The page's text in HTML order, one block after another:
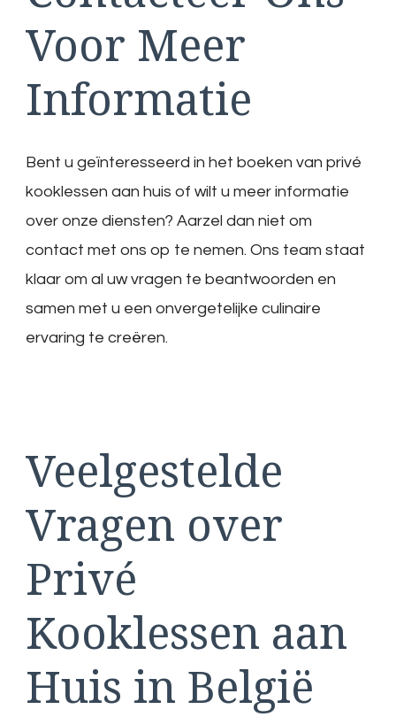
Voor Meer
Informatie
Bent u geïnteresseerd in het boeken van privé
kooklessen aan huis of wilt u meer informatie
over onze diensten? Aarzel dan niet om
contact met ons op te nemen. Ons team staat
klaar om al uw vragen te beantwoorden en
samen met u een onvergetelijke culinaire
ervaring te creëren.
Veelgestelde
Vragen over
Privé
Kooklessen aan
Huis in België